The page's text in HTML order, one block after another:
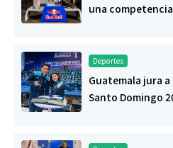
una
Deportes
Guatemala jura
Santo Domingo